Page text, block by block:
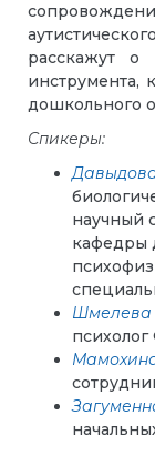
расскажут о
инструмента,
дошкольного
Спикеры:
научный
кафедры
Шмелева